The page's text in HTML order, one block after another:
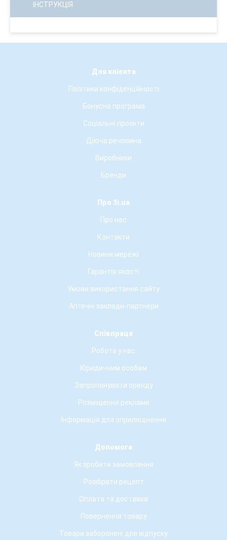
ІНСТРУКЦІЯ
Для клієнта
Політика конфіденційності
Бонусна програма
Соціальні проєкти
Діюча речовина
Виробники
Бренди
Про 3i.ua
Про нас
Контакти
Новини мережі
Гарантія якості
Умови використання сайту
Аптечні заклади-партнери
Співпраця
Робота у нас
Юридичним особам
Запропонувати оренду
Розміщення реклами
Інформація для оприлюднення
Допомога
Як зробити замовлення
Розібрати рецепт
Оплата та доставка
Повернення товару
Товари заборонені для відпуску